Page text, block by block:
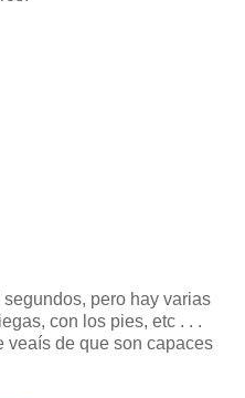
pero hay varias
con los pies, etc . . .
veaís de que son capaces